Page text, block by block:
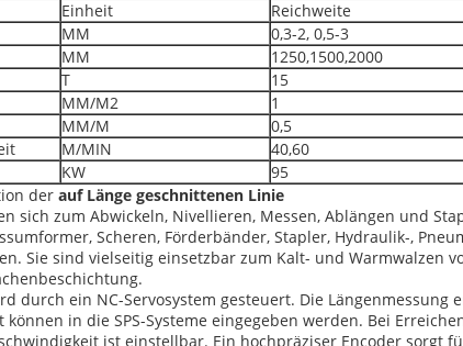
Einheit
Reichweite
MM
0,3-2, 0,5-3
MM
1250,1500,2000
T
15
MM/M2
1
MM/M
0,5
M/MIN
40,60
KW
95
der auf Länge geschnittenen Linie
sich zum Abwickeln, Nivellieren, Messen, Ablängen und
Scheren, Förderbänder, Stapler, Hydraulik-,
Sie sind vielseitig einsetzbar zum Kalt- und Warmwalzen
durch ein NC-Servosystem gesteuert. Die
können in die SPS-Systeme eingegeben werden. Bei
ist einstellbar. Ein hochpräziser Encoder sorgt